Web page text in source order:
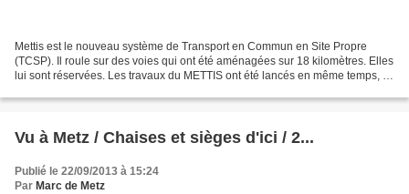
Mettis est le nouveau système de Transport en Commun en Site Propre
(TCSP). Il roule sur des voies qui ont été aménagées sur 18 kilomètres. Elles
lui sont réservées. Les travaux du METTIS ont été lancés en même temps, le
Vu à Metz / Chaises et sièges d'ici / 2...
Publié le 22/09/2013 à 15:24
Par Marc de Metz